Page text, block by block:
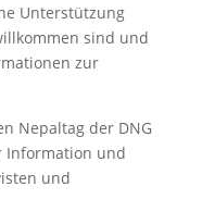
Unterstützung
sind und
zur
Nepaltag der DNG
Information und
und